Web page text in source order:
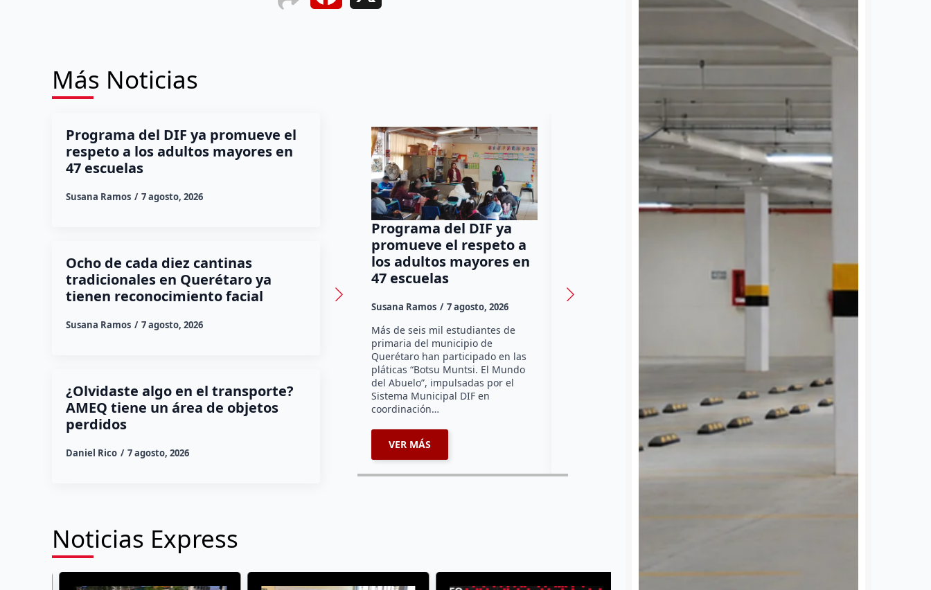
Más Noticias
Programa del DIF ya promueve el
respeto a los adultos mayores en
47 escuelas
Susana Ramos 7 agosto, 2026
Ocho de cada diez cantinas
tradicionales en Querétaro ya
tienen reconocimiento facial
Susana Ramos 7 agosto, 2026
¿Olvidaste algo en el transporte?
AMEQ tiene un área de objetos
perdidos
Daniel Rico 7 agosto, 2026
Programa del DIF ya
promueve el respeto a
los adultos mayores en
47 escuelas
Susana Ramos 7 agosto, 2026
Más de seis mil estudiantes de
primaria del municipio de
Querétaro han participado en las
pláticas “Botsu Muntsi. El Mundo
del Abuelo”, impulsadas por el
Sistema Municipal DIF en
coordinación…
VER MÁS
reconocimiento facial
un avance del 80 por ciento en la
instalación de cámaras de
sus negocios afiliados, con equipos
un área de objetos
Daniel Rico 7 agosto, 2026
¿Sabía usted que la Agencia de
(AMEQ) cuenta con un área de
objetos perdidos para apoyar a los
usuarios del transporte público? A
través de…
Noticias Express